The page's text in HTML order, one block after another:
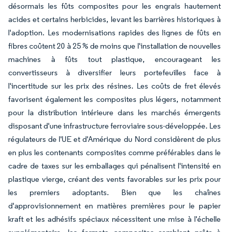
désormais les fûts composites pour les engrais hautement
acides et certains herbicides, levant les barrières historiques à
l'adoption. Les modernisations rapides des lignes de fûts en
fibres coûtent 20 à 25 % de moins que l'installation de nouvelles
machines à fûts tout plastique, encourageant les
convertisseurs à diversifier leurs portefeuilles face à
l'incertitude sur les prix des résines. Les coûts de fret élevés
favorisent également les composites plus légers, notamment
pour la distribution intérieure dans les marchés émergents
disposant d'une infrastructure ferroviaire sous-développée. Les
régulateurs de l'UE et d'Amérique du Nord considèrent de plus
en plus les contenants composites comme préférables dans le
cadre de taxes sur les emballages qui pénalisent l'intensité en
plastique vierge, créant des vents favorables sur les prix pour
les premiers adoptants. Bien que les chaînes
d'approvisionnement en matières premières pour le papier
kraft et les adhésifs spéciaux nécessitent une mise à l'échelle